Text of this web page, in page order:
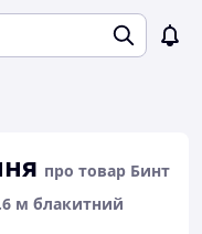
про товар Бинт
м блакитний